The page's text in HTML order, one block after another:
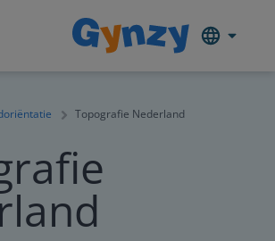
Topografie Nederland